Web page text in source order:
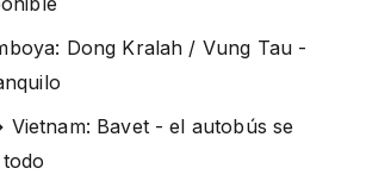
Dong Kralah / Vung Tau -
Vietnam: Bavet - el autobús se